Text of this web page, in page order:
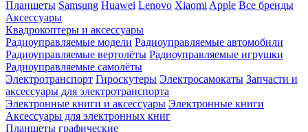
Планшеты Samsung Huawei Lenovo Xiaomi Apple Все бренды
Аксессуары
Квадрокоптеры и аксессуары
Радиоуправляемые модели Радиоуправляемые автомобили
Радиоуправляемые вертолёты Радиоуправляемые игрушки
Радиоуправляемые самолёты
Электротранспорт Гироскутеры Электросамокаты Запчасти и
аксессуары для электротранспорта
Электронные книги и аксессуары Электронные книги
Аксессуары для электронных книг
Планшеты графические